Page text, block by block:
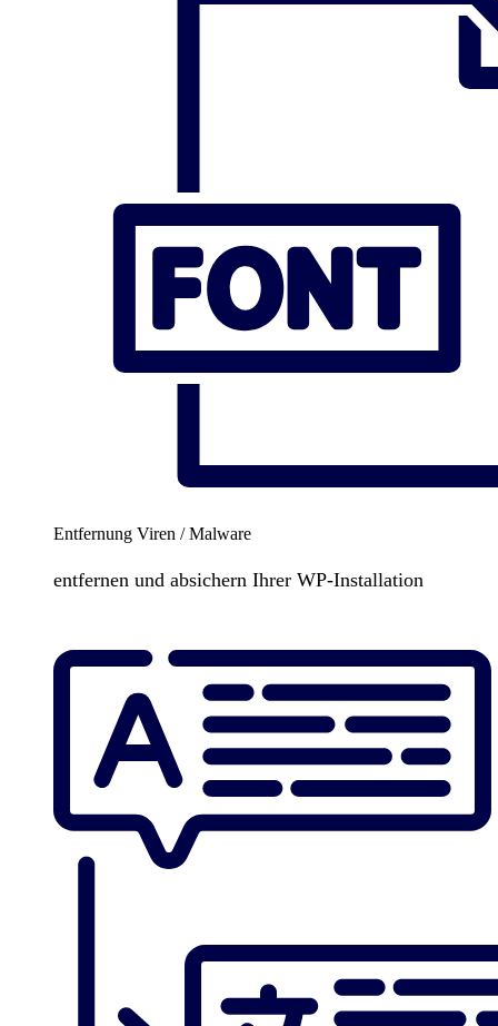
Entfernung Viren / Malware
entfernen und absichern Ihrer WP-Installation